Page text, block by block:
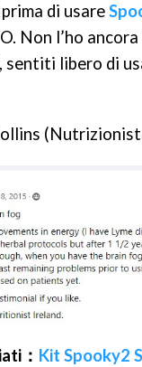
di usare
Non l’ho
sentiti libero di
： Kit Spooky2